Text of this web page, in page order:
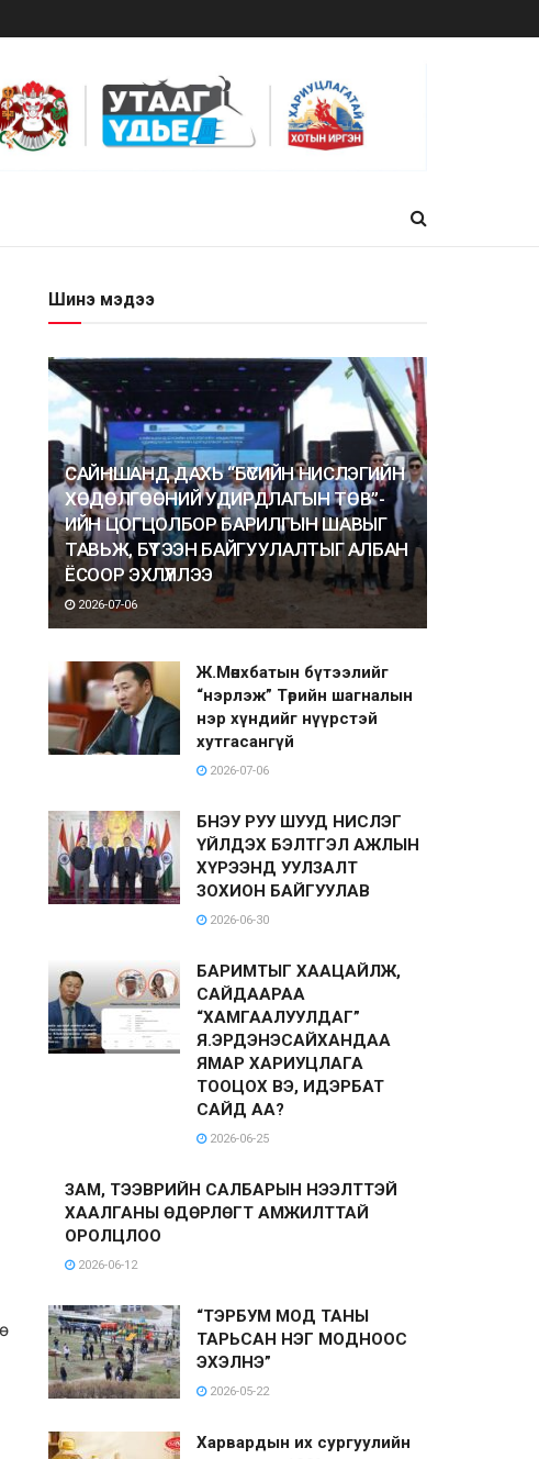
Шинэ мэдээ
САЙНШАНД ДАХЬ “БҮСИЙН НИСЛЭГИЙН
ХӨДӨЛГӨӨНИЙ УДИРДЛАГЫН ТӨВ”-
ИЙН ЦОГЦОЛБОР БАРИЛГЫН ШАВЫГ
ТАВЬЖ, БҮТЭЭН БАЙГУУЛАЛТЫГ АЛБАН
ЁСООР ЭХЛҮҮЛЛЭЭ
2026-07-06
Ж.Мөнхбатын бүтээлийг
“нэрлэж” Төрийн шагналын
нэр хүндийг нүүрстэй
хутгасангүй
2026-07-06
БНЭУ РУУ ШУУД НИСЛЭГ
ҮЙЛДЭХ БЭЛТГЭЛ АЖЛЫН
ХҮРЭЭНД УУЛЗАЛТ
ЗОХИОН БАЙГУУЛАВ
2026-06-30
БАРИМТЫГ ХААЦАЙЛЖ,
САЙДААРАА
“ХАМГААЛУУЛДАГ”
Я.ЭРДЭНЭСАЙХАНДАА
ЯМАР ХАРИУЦЛАГА
ТООЦОХ ВЭ, ИДЭРБАТ
САЙД АА?
2026-06-25
ЗАМ, ТЭЭВРИЙН САЛБАРЫН НЭЭЛТТЭЙ
ХААЛГАНЫ ӨДӨРЛӨГТ АМЖИЛТТАЙ
ОРОЛЦЛОО
2026-06-12
“ТЭРБУМ МОД ТАНЫ
ТАРЬСАН НЭГ МОДНООС
ЭХЭЛНЭ”
2026-05-22
Харвардын их сургуулийн